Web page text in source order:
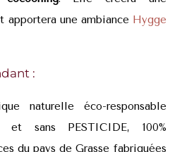
apportera une ambiance Hygge
:
naturelle éco-responsable
sans PESTICIDE, 100%
du pays de Grasse fabriquées